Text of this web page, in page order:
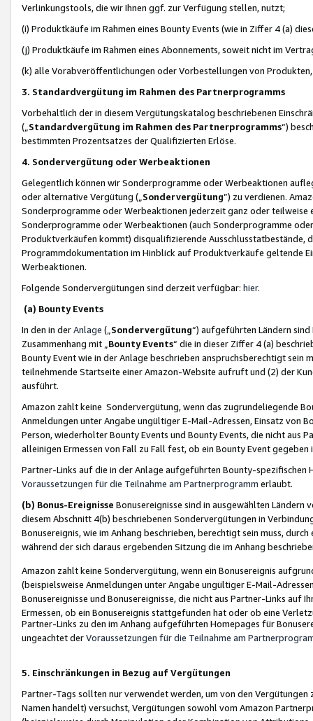
Verlinkungstools, die wir Ihnen ggf. zur Verfügung stellen, nutzt;
(i) Produktkäufe im Rahmen eines Bounty Events (wie in Ziffer 4 (a)
(j) Produktkäufe im Rahmen eines Abonnements, soweit nicht im
(k) alle Vorabveröffentlichungen oder Vorbestellungen von
3. Standardvergütung im Rahmen des Partnerprogramms
Vorbehaltlich der in diesem Vergütungskatalog beschriebenen
(„ Standardvergütung im Rahmen des Partnerprogramms“)
bestimmten Prozentsatzes der Qualifizierten Erlöse.
4. Sondervergütung oder Werbeaktionen
Gelegentlich können wir Sonderprogramme oder Werbeaktionen
oder alternative Vergütung („ Sondervergütung”) zu verdienen.
Sonderprogramme oder Werbeaktionen jederzeit ganz oder
Sonderprogramme oder Werbeaktionen (auch Sonderprogramme
Produktverkäufen kommt) disqualifizierende Ausschlusstatbestände,
Programmdokumentation im Hinblick auf Produktverkäufe geltende
Werbeaktionen.
Folgende Sondervergütungen sind derzeit verfügbar: hier.
(a) Bounty Events
In den in derAnlage („ Sondervergütung“) aufgeführten Ländern
Zusammenhang mit „ Bounty Events“ die in dieser Ziffer 4 (a)
Bounty Event wie in der Anlage beschrieben anspruchsberechtigt sein
teilnehmende Startseite einer Amazon-Website aufruft und (2) der
ausführt.
Amazon zahlt keine Sondervergütung, wenn das zugrundeliegende
Anmeldungen unter Angabe ungültiger E-Mail-Adressen, Einsatz von
Person, wiederholter Bounty Events und Bounty Events, die nicht
alleinigen Ermessen von Fall zu Fall fest, ob ein Bounty Event
Partner-Links auf die in der Anlage aufgeführten Bounty-spezifischen
Voraussetzungen für die Teilnahme am Partnerprogramm erlaubt.
(b) Bonus-Ereignisse Bonusereignisse sind in ausgewählten Ländern
diesem Abschnitt 4(b) beschriebenen Sondervergütungen in
Bonusereignis, wie im Anhang beschrieben, berechtigt sein muss,
während der sich daraus ergebenden Sitzung die im Anhang
Amazon zahlt keine Sondervergütung, wenn ein Bonusereignis
(beispielsweise Anmeldungen unter Angabe ungültiger E-Mail-
Bonusereignisse und Bonusereignisse, die nicht aus Partner-Links auf
Ermessen, ob ein Bonusereignis stattgefunden hat oder ob eine
Partner-Links zu den im Anhang aufgeführten Homepages für
ungeachtet derVoraussetzungen für die Teilnahme am
5. Einschränkungen in Bezug auf Vergütungen
Partner-Tags sollten nur verwendet werden, um von den
Namen handelt) versuchst, Vergütungen sowohl vom Amazon